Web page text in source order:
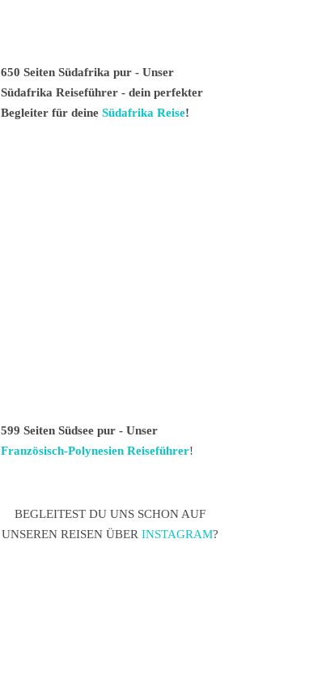
650 Seiten Südafrika pur - Unser
Südafrika Reiseführer - dein perfekter
Begleiter für deine Südafrika Reise!
599 Seiten Südsee pur - Unser
Französisch-Polynesien Reiseführer!
BEGLEITEST DU UNS SCHON AUF
UNSEREN REISEN ÜBER INSTAGRAM?